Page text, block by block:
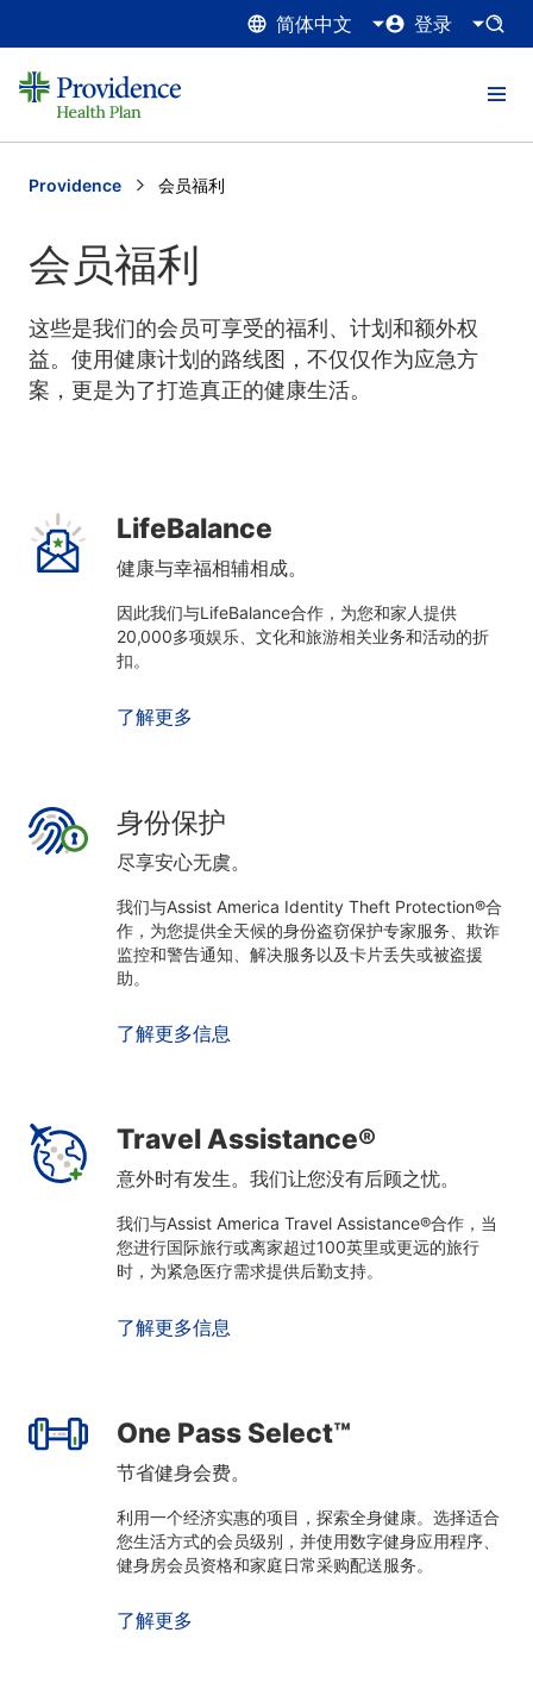
简体中文 登录
Providence Current:
会员福利
会员福利
这些是我们的会员可享受的福利、计划和额外权
益。使用健康计划的路线图，不仅仅作为应急方
案，更是为了打造真正的健康生活。
LifeBalance
健康与幸福相辅相成。
因此我们与LifeBalance合作，为您和家人提供
20,000多项娱乐、文化和旅游相关业务和活动的折
扣。
了解更多
身份保护
尽享安心无虞。
我们与Assist America Identity Theft Protection®合
作，为您提供全天候的身份盗窃保护专家服务、欺诈
监控和警告通知、解决服务以及卡片丢失或被盗援
助。
了解更多信息
Travel Assistance®
意外时有发生。我们让您没有后顾之忧。
我们与Assist America Travel Assistance®合作，当
您进行国际旅行或离家超过100英里或更远的旅行
时，为紧急医疗需求提供后勤支持。
了解更多信息
One Pass Select™
节省健身会费。
利用一个经济实惠的项目，探索全身健康。选择适合
您生活方式的会员级别，并使用数字健身应用程序、
健身房会员资格和家庭日常采购配送服务。
了解更多